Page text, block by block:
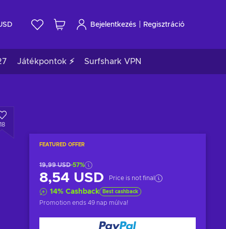
Bejelentkezés Regisztráció
Játékpontok ⚡ Surfshark VPN
FEATURED OFFER
19,99 USD-57%
8,54 USD Price is not final
14% Cashback Best cashback
Promotion ends 49 nap múlva!